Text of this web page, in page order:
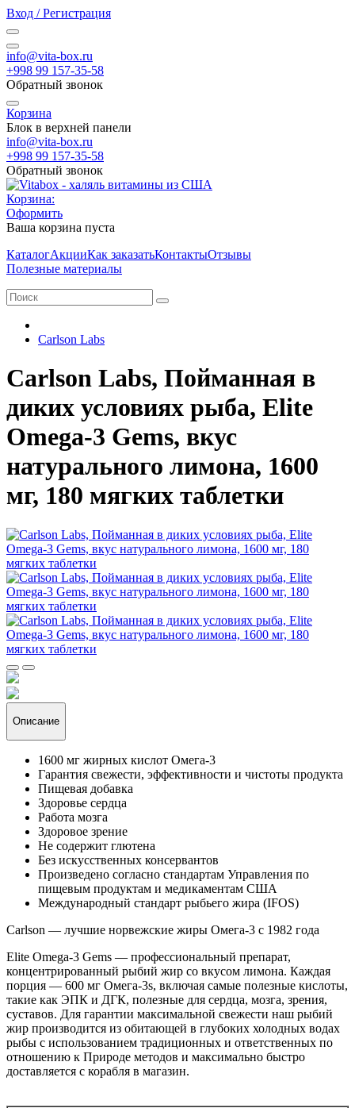
Вход / Регистрация
info@vita-box.ru
+998 99 157-35-58
Обратный звонок
Корзина
Блок в верхней панели
info@vita-box.ru
+998 99 157-35-58
Обратный звонок
Корзина:
Оформить
Ваша корзина пуста
КаталогАкцииКак заказатьКонтактыОтзывы
Полезные материалы
Carlson Labs
Carlson Labs, Пойманная в
диких условиях рыба, Elite
Omega-3 Gems, вкус
натурального лимона, 1600
мг, 180 мягких таблетки
Описание
1600 мг жирных кислот Омега-3
Гарантия свежести, эффективности и чистоты продукта
Пищевая добавка
Здоровье сердца
Работа мозга
Здоровое зрение
Не содержит глютена
Без искусственных консервантов
Произведено согласно стандартам Управления по
пищевым продуктам и медикаментам США
Международный стандарт рыбьего жира (IFOS)
Carlson — лучшие норвежские жиры Омега-3 с 1982 года
Elite Omega-3 Gems — профессиональный препарат,
концентрированный рыбий жир со вкусом лимона. Каждая
порция — 600 мг Омега-3s, включая самые полезные кислоты,
такие как ЭПК и ДГК, полезные для сердца, мозга, зрения,
суставов. Для гарантии максимальной свежести наш рыбий
жир производится из обитающей в глубоких холодных водах
рыбы с использованием традиционных и ответственных по
отношению к Природе методов и максимально быстро
доставляется с корабля в магазин.